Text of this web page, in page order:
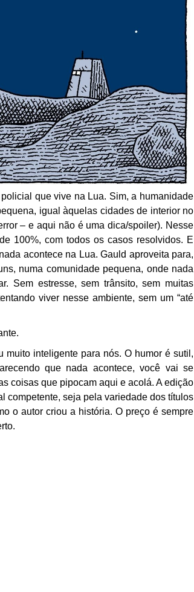
que vive na Lua. Sim, a humanidade
igual àquelas cidades de interior no
– e aqui não é uma dica/spoiler). Nesse
100%, com todos os casos resolvidos. E
acontece na Lua. Gauld aproveita para,
numa comunidade pequena, onde nada
Sem estresse, sem trânsito, sem muitas
viver nesse ambiente, sem um “até
muito inteligente para nós. O humor é sutil,
que nada acontece, você vai se
coisas que pipocam aqui e acolá. A edição
competente, seja pela variedade dos títulos
o autor criou a história. O preço é sempre